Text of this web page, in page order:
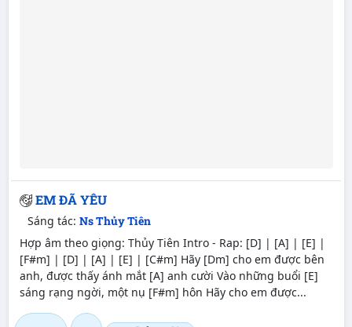
EM ĐÃ YÊU
Sáng tác: Ns Thủy Tiên
Hợp âm theo giọng: Thủy Tiên Intro - Rap: [D] | [A] | [E] |
[F#m] | [D] | [A] | [E] | [C#m] Hãy [Dm] cho em được bên
anh, được thấy ánh mắt [A] anh cười Vào những buổi [E]
sáng rạng ngời, một nụ [F#m] hôn Hãy cho em được...